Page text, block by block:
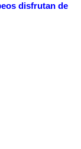
disfrutan de